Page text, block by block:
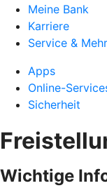
Meine Bank
Karriere
Service &
Apps
Online-
Sicherheit
Wichtige